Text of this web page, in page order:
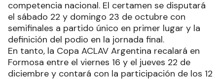
competencia nacional. El certamen se disputará
el sábado 22 y domingo 23 de octubre con
semifinales a partido único en primer lugar y la
definición del podio en la jornada final.
En tanto, la Copa ACLAV Argentina recalará en
Formosa entre el viernes 16 y el jueves 22 de
diciembre y contará con la participación de los 12